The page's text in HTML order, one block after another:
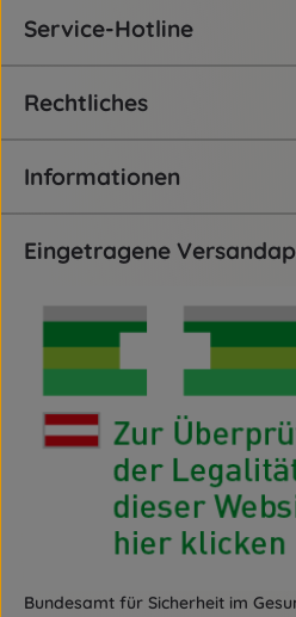
Service-Hotline
Rechtliches
Informationen
Eingetragene
Bundesamt für Sicherheit im